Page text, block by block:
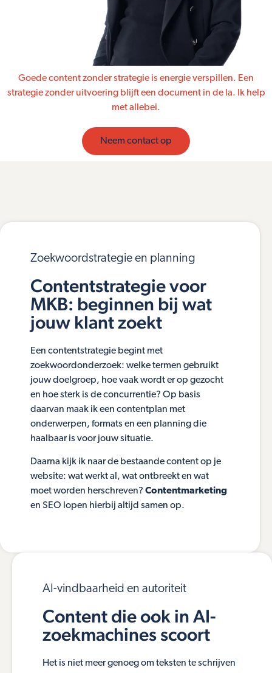
Goede content zonder strategie is energie verspillen. Een
strategie zonder uitvoering blijft een document in de la. Ik help
met allebei.
Neem contact op
Zoekwoordstrategie en planning
Contentstrategie voor
MKB: beginnen bij wat
jouw klant zoekt
Een contentstrategie begint met
zoekwoordonderzoek: welke termen gebruikt
jouw doelgroep, hoe vaak wordt er op gezocht
en hoe sterk is de concurrentie? Op basis
daarvan maak ik een contentplan met
onderwerpen, formats en een planning die
haalbaar is voor jouw situatie.
Daarna kijk ik naar de bestaande content op je
website: wat werkt al, wat ontbreekt en wat
moet worden herschreven? Contentmarketing
en SEO lopen hierbij altijd samen op.
AI-vindbaarheid en autoriteit
Content die ook in AI-
zoekmachines scoort
Het is niet meer genoeg om teksten te schrijven